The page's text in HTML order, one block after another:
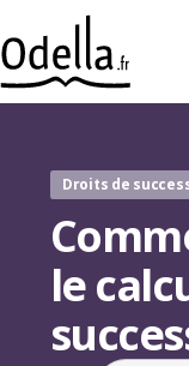
Droits de
le